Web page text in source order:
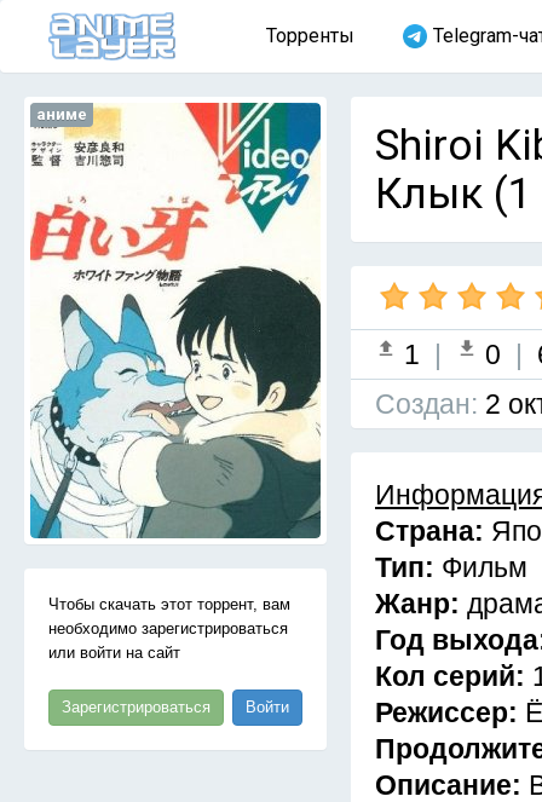
Торренты Telegram-
аниме
Чтобы скачать этот торрент, вам
необходимо зарегистрироваться
или войти на сайт
Зарегистрироваться Войти
Shiroi
Клык (1
1 | 0 |
Cоздан: 2
Страна:
Тип: Фильм
Жанр:
Год
Кол серий:
Режиссер:
Описание: